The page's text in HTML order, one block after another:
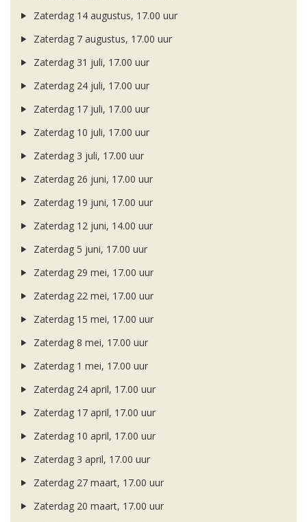
Zaterdag 14 augustus, 17.00 uur
Zaterdag 7 augustus, 17.00 uur
Zaterdag 31 juli, 17.00 uur
Zaterdag 24 juli, 17.00 uur
Zaterdag 17 juli, 17.00 uur
Zaterdag 10 juli, 17.00 uur
Zaterdag 3 juli, 17.00 uur
Zaterdag 26 juni, 17.00 uur
Zaterdag 19 juni, 17.00 uur
Zaterdag 12 juni, 14.00 uur
Zaterdag 5 juni, 17.00 uur
Zaterdag 29 mei, 17.00 uur
Zaterdag 22 mei, 17.00 uur
Zaterdag 15 mei, 17.00 uur
Zaterdag 8 mei, 17.00 uur
Zaterdag 1 mei, 17.00 uur
Zaterdag 24 april, 17.00 uur
Zaterdag 17 april, 17.00 uur
Zaterdag 10 april, 17.00 uur
Zaterdag 3 april, 17.00 uur
Zaterdag 27 maart, 17.00 uur
Zaterdag 20 maart, 17.00 uur